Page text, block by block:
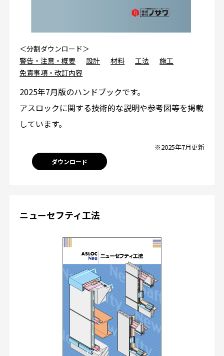
＜分割ダウンロード＞
警告・注意・概要
設計 材料 工法
施工
免責事項・改訂内容
2025年7月版のハンドブックです。
アスロックに関する技術的な説明や参考図等を掲載
しています。
※2025年7月更新
ダウンロード
ニューセフティ工法